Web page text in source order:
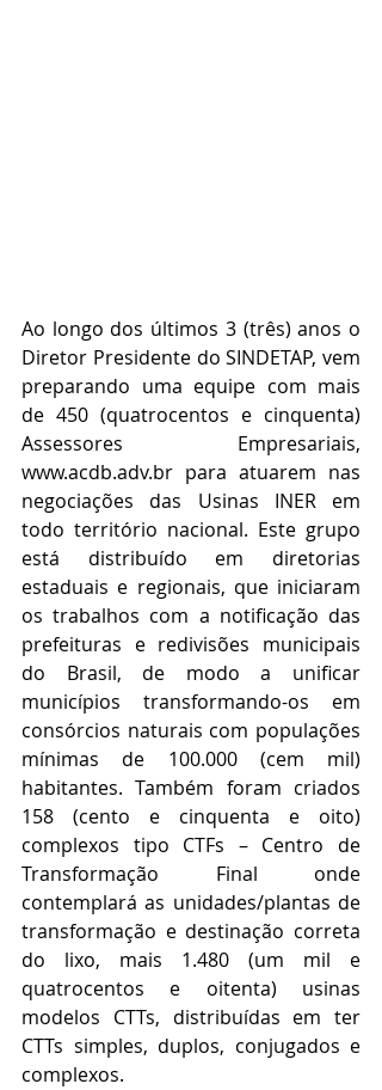
Ao longo dos últimos 3 (três) anos o
Diretor Presidente do SINDETAP, vem
preparando uma equipe com mais
de 450 (quatrocentos e cinquenta)
Assessores Empresariais,
www.acdb.adv.br para atuarem nas
negociações das Usinas INER em
todo território nacional. Este grupo
está distribuído em diretorias
estaduais e regionais, que iniciaram
os trabalhos com a notificação das
prefeituras e redivisões municipais
do Brasil, de modo a unificar
municípios transformando-os em
consórcios naturais com populações
mínimas de 100.000 (cem mil)
habitantes. Também foram criados
158 (cento e cinquenta e oito)
complexos tipo CTFs – Centro de
Transformação Final onde
contemplará as unidades/plantas de
transformação e destinação correta
do lixo, mais 1.480 (um mil e
quatrocentos e oitenta) usinas
modelos CTTs, distribuídas em ter
CTTs simples, duplos, conjugados e
complexos.